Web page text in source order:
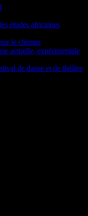
études africaines
le chemin
actuelle, expérimentale
de danse et de théâtre